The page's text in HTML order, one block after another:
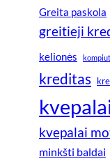
Greita paskola
greitieji
kelionės
kreditas
kvepalai
minkšti baldai